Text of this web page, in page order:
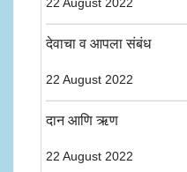
22 August 2022
देवाचा व आपला संबंध
22 August 2022
दान आणि ऋण
22 August 2022